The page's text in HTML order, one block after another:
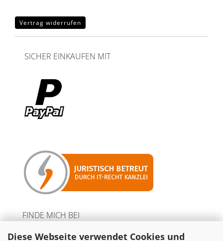
Diese Webseite verwendet Cookies und
Vertrag widerrufen
SICHER EINKAUFEN MIT
FINDE MICH BEI